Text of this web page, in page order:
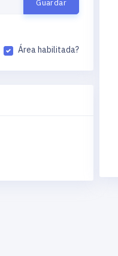
Área habilitada?